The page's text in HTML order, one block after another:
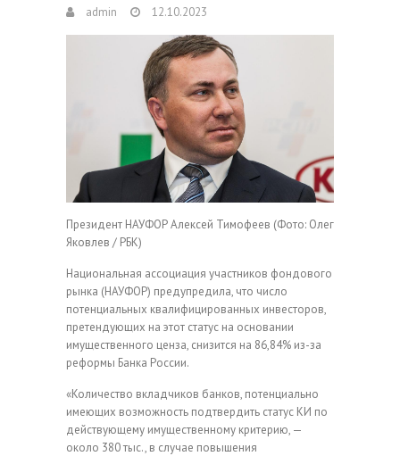
admin 12.10.2023
Президент НАУФОР Алексей Тимофеев (Фото: Олег
Яковлев / РБК)
Национальная ассоциация участников фондового
рынка (НАУФОР) предупредила, что число
потенциальных квалифицированных инвесторов,
претендующих на этот статус на основании
имущественного ценза, снизится на 86,84% из-за
реформы Банка России.
«Количество вкладчиков банков, потенциально
имеющих возможность подтвердить статус КИ по
действующему имущественному критерию, —
около 380 тыс., в случае повышения